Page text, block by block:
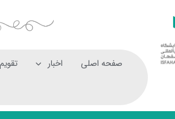
صفحه اصلی اخبار